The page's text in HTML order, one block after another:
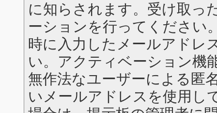
に知らされます。受け取っ
ーションを行ってください
時に入力したメールアドレ
い。アクティベーション機
無作法なユーザーによる匿
いメールアドレスを使用し